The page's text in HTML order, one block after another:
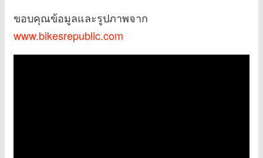
ขอบคุณข้อมูลและรูปภาพจาก
www.bikesrepublic.com